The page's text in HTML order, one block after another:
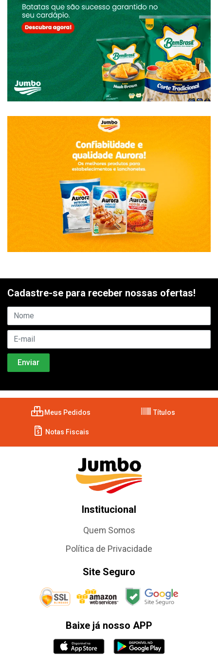
Cadastre-se para receber nossas ofertas!
Meus Pedidos Títulos
Notas Fiscais
Institucional
Quem Somos
Política de Privacidade
Site Seguro
Baixe já nosso APP